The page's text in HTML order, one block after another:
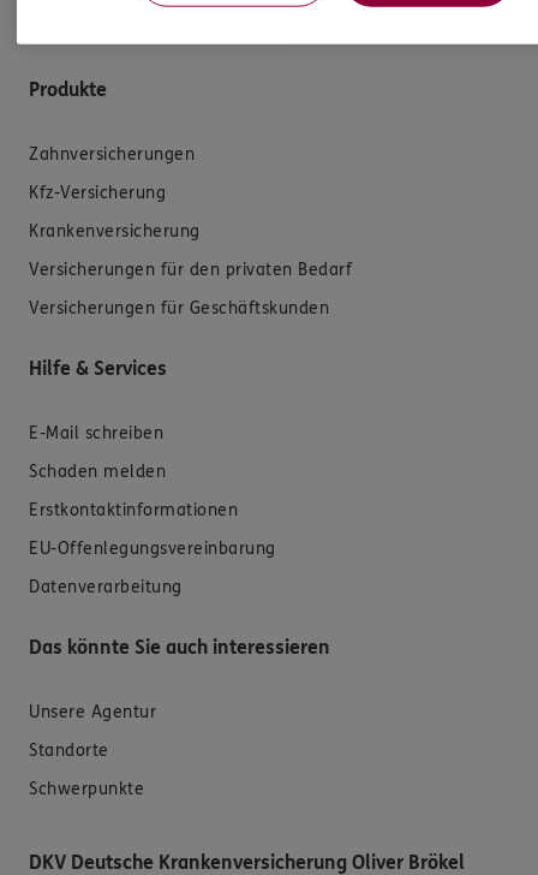
Produkte
Zahnversicherungen
Kfz-Versicherung
Krankenversicherung
Versicherungen für den privaten Bedarf
Versicherungen für Geschäftskunden
Hilfe & Services
E-Mail schreiben
Schaden melden
Erstkontaktinformationen
EU-Offenlegungsvereinbarung
Datenverarbeitung
Das könnte Sie auch interessieren
Unsere Agentur
Standorte
Schwerpunkte
DKV Deutsche Krankenversicherung Oliver Brökel